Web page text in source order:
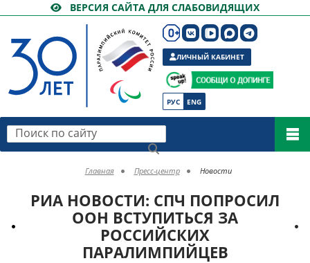
ВЕРСИЯ САЙТА ДЛЯ СЛАБОВИДЯЩИХ
РУС ENG
ЛИЧНЫЙ КАБИНЕТ
Поиск по сайту
Главная Пресс-центр Новости
РИА НОВОСТИ: СПЧ ПОПРОСИЛ
ООН ВСТУПИТЬСЯ ЗА
РОССИЙСКИХ
ПАРАЛИМПИЙЦЕВ